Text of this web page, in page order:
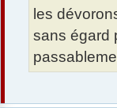
les
sans égard